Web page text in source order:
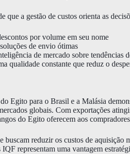
que a gestão de custos orienta as
por volume em seu nome
de envio ótimas
de mercado sobre tendências
qualidade constante que reduz o
Egito para o Brasil e a Malásia
globais. Com exportações
do Egito oferecem aos
buscam reduzir os custos de
IQF representam uma vantagem